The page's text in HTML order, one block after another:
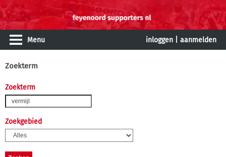
Menu inloggen aanmelden
Zoekterm
Zoekterm
Zoekgebied